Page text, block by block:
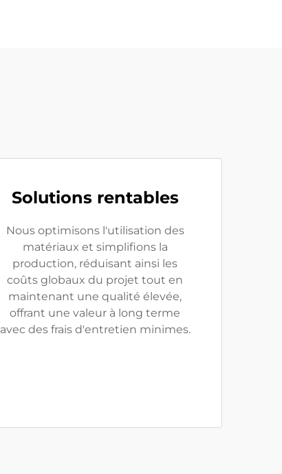
Solutions rentables
Nous optimisons l'utilisation des
matériaux et simplifions la
production, réduisant ainsi les
coûts globaux du projet tout en
maintenant une qualité élevée,
offrant une valeur à long terme
avec des frais d'entretien minimes.